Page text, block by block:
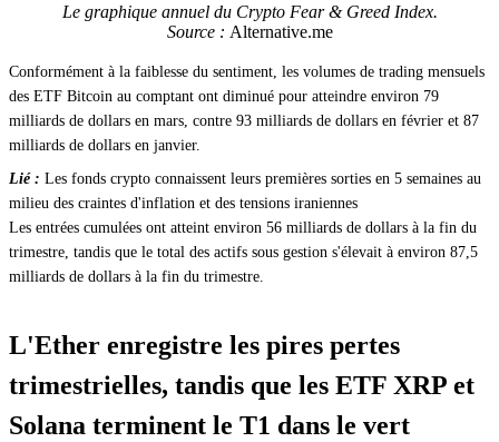
Le graphique annuel du Crypto Fear & Greed Index.
Source : Alternative.me
Conformément à la faiblesse du sentiment, les volumes de trading mensuels
des ETF Bitcoin au comptant ont diminué pour atteindre environ 79
milliards de dollars en mars, contre 93 milliards de dollars en février et 87
milliards de dollars en janvier.
Lié : Les fonds crypto connaissent leurs premières sorties en 5 semaines au
milieu des craintes d'inflation et des tensions iraniennes
Les entrées cumulées ont atteint environ 56 milliards de dollars à la fin du
trimestre, tandis que le total des actifs sous gestion s'élevait à environ 87,5
milliards de dollars à la fin du trimestre.
L'Ether enregistre les pires pertes
trimestrielles, tandis que les ETF XRP et
Solana terminent le T1 dans le vert